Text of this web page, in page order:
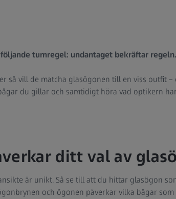
tumregel: undantaget bekräftar regeln.
så vill de matcha glasögonen till en viss outfit
du gillar och samtidigt höra vad optikern
ditt val av
är unikt. Så se till att du hittar glasögon
och ögonen påverkar vilka bågar